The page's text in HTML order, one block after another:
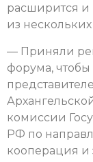
расширится и
из
— Приняли
форума,
комиссии
РФ по
кооперация и